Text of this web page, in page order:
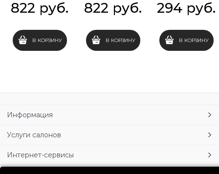
822 руб.
В КОРЗИНУ
822 руб.
В КОРЗИНУ
294 руб.
В КОРЗИНУ
Информация
Услуги салонов
Интернет-сервисы